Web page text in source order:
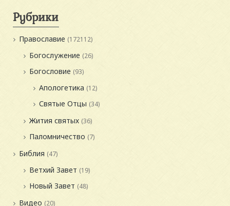
Рубрики
Православие (172112)
Богослужение (26)
Богословие (93)
Апологетика (12)
Святые Отцы (34)
Жития святых (36)
Паломничество (7)
Библия (47)
Ветхий Завет (19)
Новый Завет (48)
Видео (20)